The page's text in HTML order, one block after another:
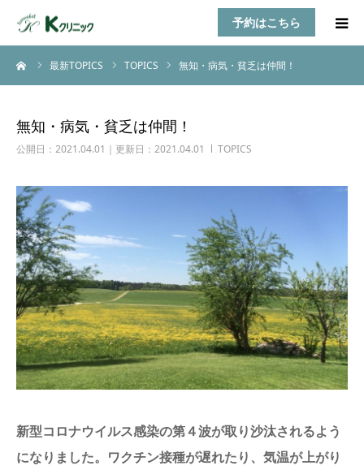
予約はこちら
最新TOPICS TOPICS 無知・病気・貧乏は仲間！
無知・病気・貧乏は仲間！
公開日：2021.04.01｜更新日：2021.04.01 TOPICS
新型コロナウイルス感染の第４波が取り沙汰されるよう
になりました。ワクチン接種が遅れたり、気温が上がり
HOME
医師紹介
TOPICS
アクセス
乳房自己検診
English